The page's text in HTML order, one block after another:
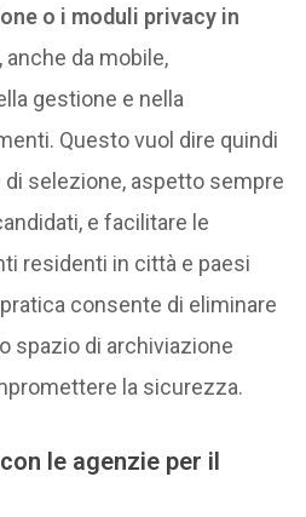
o i moduli privacy in
, anche da mobile,
gestione e nella
Questo vuol dire quindi
selezione, aspetto sempre
e facilitare le
residenti in città e paesi
consente di eliminare
spazio di archiviazione
la sicurezza.
le agenzie per il